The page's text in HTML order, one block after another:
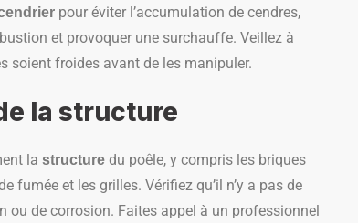
pour éviter l’accumulation de cendres,
et provoquer une surchauffe. Veillez à
soient froides avant de les manipuler.
la structure
la structure du poêle, y compris les briques
fumée et les grilles. Vérifiez qu’il n’y a pas de
ou de corrosion. Faites appel à un professionnel